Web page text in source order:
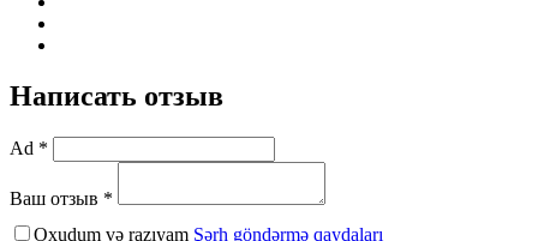
Написать отзыв
Ad *
Ваш отзыв *
Oxudum və razıyam Şərh göndərmə qaydaları